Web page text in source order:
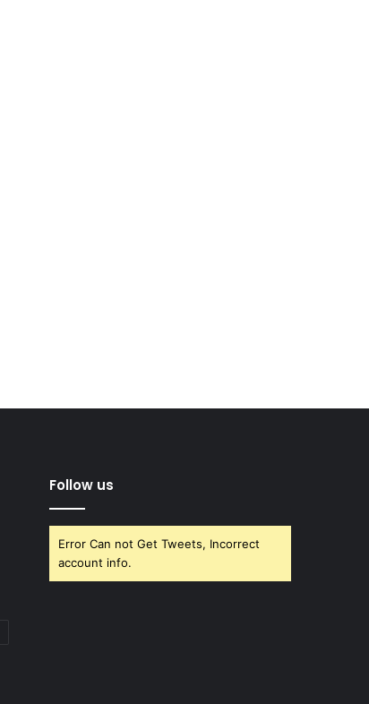
Follow us
Error Can not Get Tweets, Incorrect
account info.